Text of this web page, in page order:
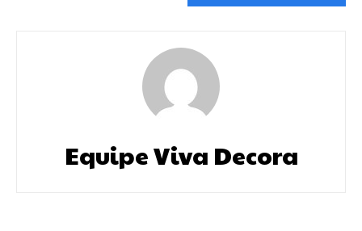
Equipe Viva Decora